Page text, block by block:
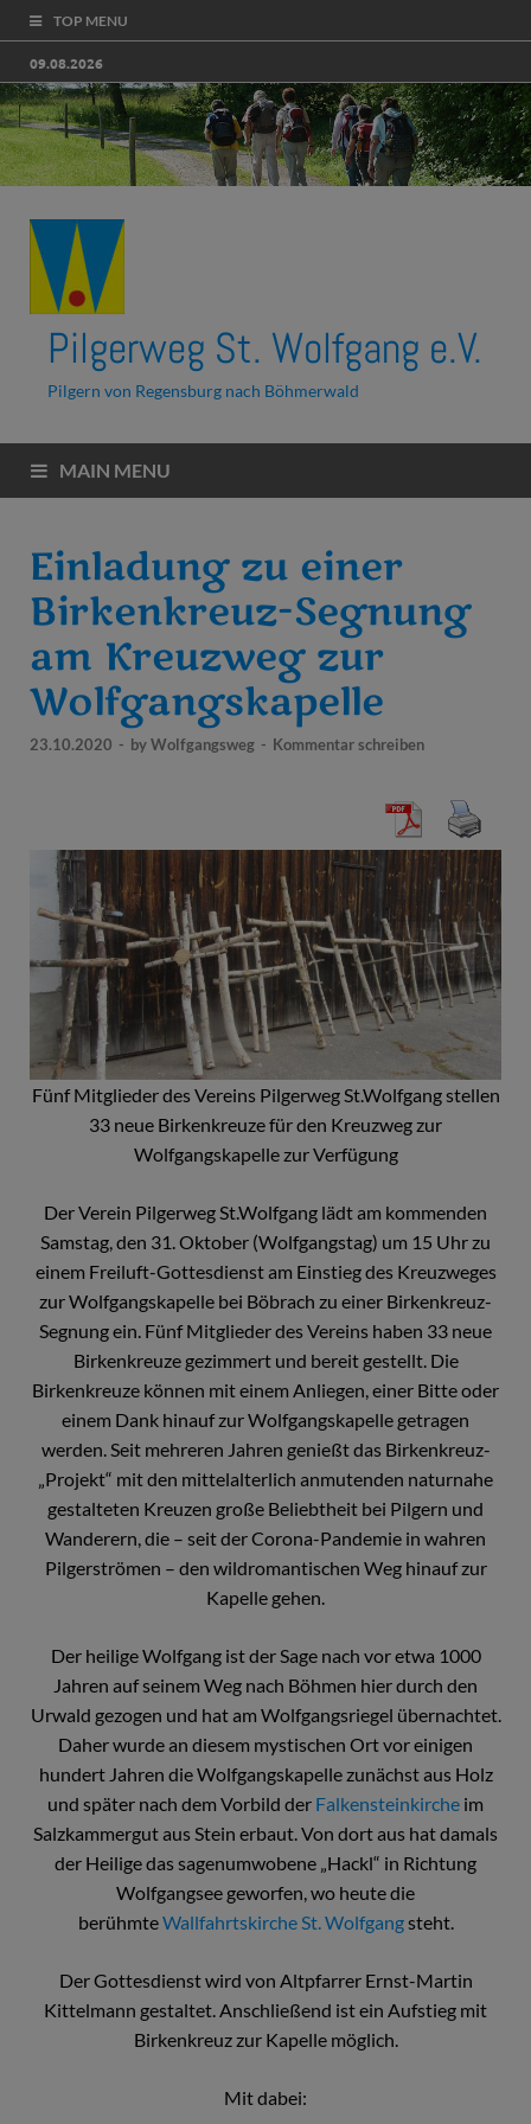
TOP MENU
09.08.2026
Pilgerweg St. Wolfgang e.V.
Pilgern von Regensburg nach Böhmerwald
MAIN MENU
Einladung zu einer
Birkenkreuz-Segnung
am Kreuzweg zur
Wolfgangskapelle
23.10.2020 - byWolfgangsweg - Kommentar schreiben
Fünf Mitglieder des Vereins Pilgerweg St.Wolfgang stellen
33 neue Birkenkreuze für den Kreuzweg zur
Wolfgangskapelle zur Verfügung
Der Verein Pilgerweg St.Wolfgang lädt am kommenden
Samstag, den 31. Oktober (Wolfgangstag) um 15 Uhr zu
einem Freiluft-Gottesdienst am Einstieg des Kreuzweges
zur Wolfgangskapelle bei Böbrach zu einer Birkenkreuz-
Segnung ein. Fünf Mitglieder des Vereins haben 33 neue
Birkenkreuze gezimmert und bereit gestellt. Die
Birkenkreuze können mit einem Anliegen, einer Bitte oder
einem Dank hinauf zur Wolfgangskapelle getragen
werden. Seit mehreren Jahren genießt das Birkenkreuz-
„Projekt“ mit den mittelalterlich anmutenden naturnahe
gestalteten Kreuzen große Beliebtheit bei Pilgern und
Wanderern, die – seit der Corona-Pandemie in wahren
Pilgerströmen – den wildromantischen Weg hinauf zur
Kapelle gehen.
Der heilige Wolfgang ist der Sage nach vor etwa 1000
Jahren auf seinem Weg nach Böhmen hier durch den
Urwald gezogen und hat am Wolfgangsriegel übernachtet.
Daher wurde an diesem mystischen Ort vor einigen
hundert Jahren die Wolfgangskapelle zunächst aus Holz
und später nach dem Vorbild der Falkensteinkirche im
Salzkammergut aus Stein erbaut. Von dort aus hat damals
der Heilige das sagenumwobene „Hackl“ in Richtung
Wolfgangsee geworfen, wo heute die
berühmteWallfahrtskirche St. Wolfgangsteht.
Der Gottesdienst wird von Altpfarrer Ernst-Martin
Kittelmann gestaltet. Anschließend ist ein Aufstieg mit
Birkenkreuz zur Kapelle möglich.
Mit dabei: